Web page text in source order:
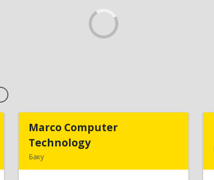
Marco Computer
Technology
Баку
Marco Computer